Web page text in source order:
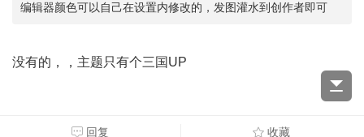
编辑器颜色可以自己在设置内修改的，发图灌水到创作者即可
没有的，，主题只有个三国UP
回复 收藏